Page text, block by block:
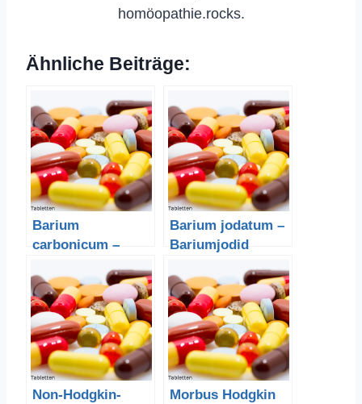
homöopathie.rocks.
Ähnliche Beiträge:
Barium
carbonicum –
Barium jodatum –
Bariumjodid
Non-Hodgkin-
Morbus Hodgkin